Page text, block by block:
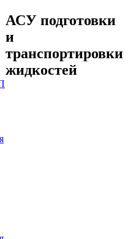
АСУ подготовки
и
транспортировки
жидкостей